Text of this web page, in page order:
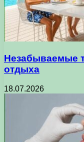
Незабываемые
отдыха
18.07.2026